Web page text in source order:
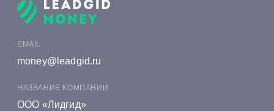
EMAIL
money@leadgid.ru
НАЗВАНИЕ КОМПАНИИ
ООО «Лидгид»